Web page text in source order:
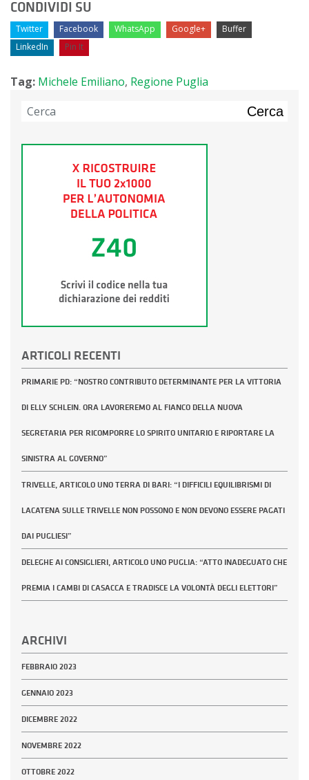
CONDIVIDI SU
Twitter Facebook WhatsApp Google+
Buffer
LinkedIn
Pin It
Tag: Michele Emiliano, Regione Puglia
Cerca
ARTICOLI RECENTI
PRIMARIE PD: “NOSTRO CONTRIBUTO DETERMINANTE PER LA VITTORIA
DI ELLY SCHLEIN. ORA LAVOREREMO AL FIANCO DELLA NUOVA
SEGRETARIA PER RICOMPORRE LO SPIRITO UNITARIO E RIPORTARE LA
SINISTRA AL GOVERNO”
TRIVELLE, ARTICOLO UNO TERRA DI BARI: “I DIFFICILI EQUILIBRISMI DI
LACATENA SULLE TRIVELLE NON POSSONO E NON DEVONO ESSERE PAGATI
DAI PUGLIESI”
DELEGHE AI CONSIGLIERI, ARTICOLO UNO PUGLIA: “ATTO INADEGUATO CHE
PREMIA I CAMBI DI CASACCA E TRADISCE LA VOLONTÀ DEGLI ELETTORI”
ARCHIVI
FEBBRAIO 2023
GENNAIO 2023
DICEMBRE 2022
NOVEMBRE 2022
OTTOBRE 2022